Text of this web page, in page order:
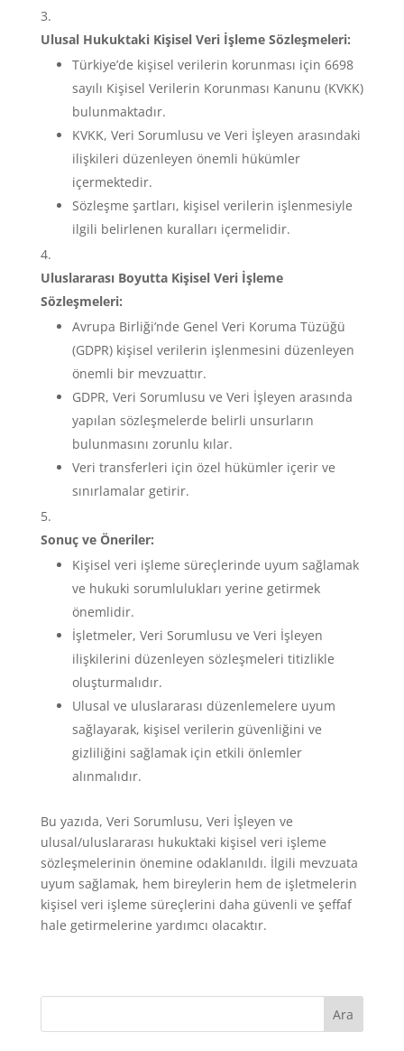
Ulusal Hukuktaki Kişisel Veri İşleme Sözleşmeleri:
Türkiye’de kişisel verilerin korunması için 6698
sayılı Kişisel Verilerin Korunması Kanunu (KVKK)
bulunmaktadır.
KVKK, Veri Sorumlusu ve Veri İşleyen arasındaki
ilişkileri düzenleyen önemli hükümler
içermektedir.
Sözleşme şartları, kişisel verilerin işlenmesiyle
ilgili belirlenen kuralları içermelidir.
Uluslararası Boyutta Kişisel Veri İşleme
Sözleşmeleri:
Avrupa Birliği’nde Genel Veri Koruma Tüzüğü
(GDPR) kişisel verilerin işlenmesini düzenleyen
önemli bir mevzuattır.
GDPR, Veri Sorumlusu ve Veri İşleyen arasında
yapılan sözleşmelerde belirli unsurların
bulunmasını zorunlu kılar.
Veri transferleri için özel hükümler içerir ve
sınırlamalar getirir.
Sonuç ve Öneriler:
Kişisel veri işleme süreçlerinde uyum sağlamak
ve hukuki sorumlulukları yerine getirmek
önemlidir.
İşletmeler, Veri Sorumlusu ve Veri İşleyen
ilişkilerini düzenleyen sözleşmeleri titizlikle
oluşturmalıdır.
Ulusal ve uluslararası düzenlemelere uyum
sağlayarak, kişisel verilerin güvenliğini ve
gizliliğini sağlamak için etkili önlemler
alınmalıdır.
Bu yazıda, Veri Sorumlusu, Veri İşleyen ve
ulusal/uluslararası hukuktaki kişisel veri işleme
sözleşmelerinin önemine odaklanıldı. İlgili mevzuata
uyum sağlamak, hem bireylerin hem de işletmelerin
kişisel veri işleme süreçlerini daha güvenli ve şeffaf
hale getirmelerine yardımcı olacaktır.